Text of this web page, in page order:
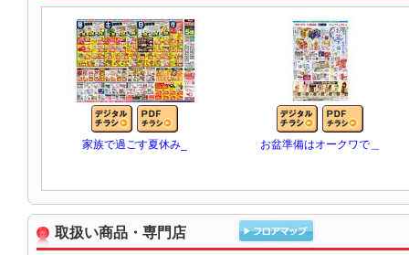
家族で過ごす夏休み_ お盆準備はオークワで＿
取扱い商品・専門店